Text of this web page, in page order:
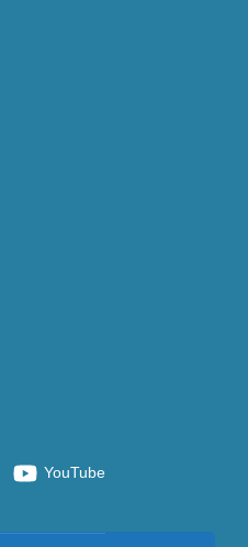
YouTube